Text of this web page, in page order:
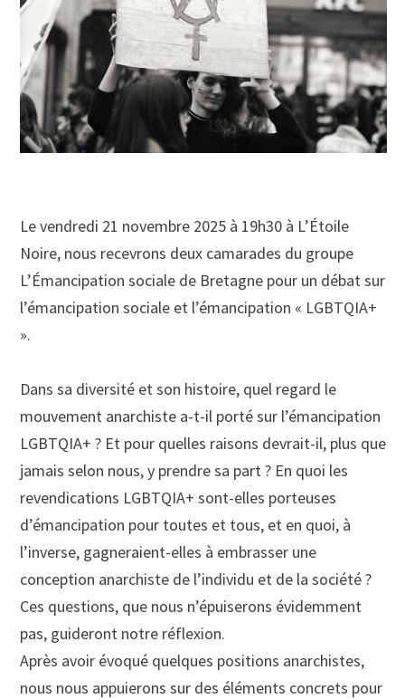
Le vendredi 21 novembre 2025 à 19h30 à L’Étoile
Noire, nous recevrons deux camarades du groupe
L’Émancipation sociale de Bretagne pour un débat sur
l’émancipation sociale et l’émancipation « LGBTQIA+
».
Dans sa diversité et son histoire, quel regard le
mouvement anarchiste a-t-il porté sur l’émancipation
LGBTQIA+ ? Et pour quelles raisons devrait-il, plus que
jamais selon nous, y prendre sa part ? En quoi les
revendications LGBTQIA+ sont-elles porteuses
d’émancipation pour toutes et tous, et en quoi, à
l’inverse, gagneraient-elles à embrasser une
conception anarchiste de l’individu et de la société ?
Ces questions, que nous n’épuiserons évidemment
pas, guideront notre réflexion.
Après avoir évoqué quelques positions anarchistes,
nous nous appuierons sur des éléments concrets pour